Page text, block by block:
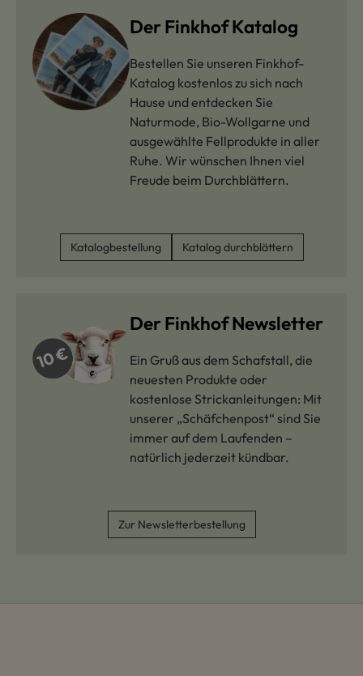
Der Finkhof Katalog
Bestellen Sie unseren Finkhof-
Katalog kostenlos zu sich nach
Hause und entdecken Sie
Naturmode, Bio-Wollgarne und
ausgewählte Fellprodukte in aller
Ruhe. Wir wünschen Ihnen viel
Freude beim Durchblättern.
Katalogbestellung Katalog durchblättern
Der Finkhof Newsletter
Ein Gruß aus dem Schafstall, die
neuesten Produkte oder
kostenlose Strickanleitungen: Mit
unserer „Schäfchenpost“ sind Sie
immer auf dem Laufenden –
natürlich jederzeit kündbar.
Zur Newsletterbestellung